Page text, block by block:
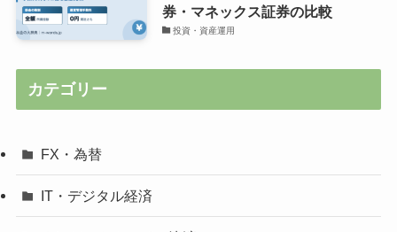
券・マネックス証券の比較
投資・資産運用
カテゴリー
FX・為替
IT・デジタル経済